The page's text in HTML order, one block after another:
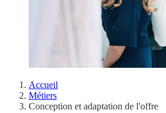
Accueil
Métiers
Conception et adaptation de l'offre